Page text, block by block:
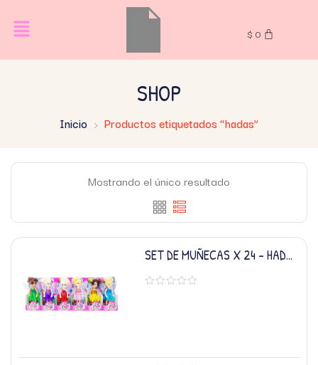
$ 0
SHOP
Inicio Productos etiquetados “hadas”
Mostrando el único resultado
SET DE MUÑECAS X 24 – HADAS
DULCE SUEÑO 6 MOTIVOS